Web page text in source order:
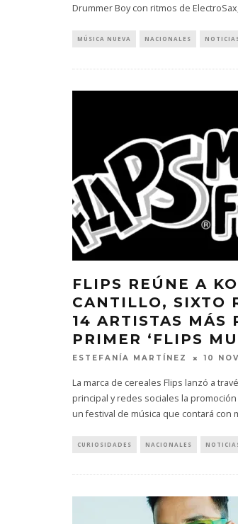
Drummer Boy con ritmos de
MÚSICA NUEVA NACIONALES
FLIPS REÚNE A
CANTILLO, SIXTO
14 ARTISTAS MÁS
PRIMER ‘FLIPS
ESTEFANÍA MARTÍNEZ 10
La marca de cereales Flips lanzó a
principal y redes sociales la
un festival de música que contará con
CURIOSIDADES NACIONALES
MONET IN BLUE EXPLORA LA